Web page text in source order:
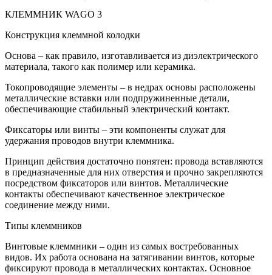
КЛЕММНИК WAGO 3
Конструкция клеммной колодки
Основа – как правило, изготавливается из диэлектрического
материала, такого как полимер или керамика.
Токопроводящие элементы – в недрах основы расположены
металлические вставки или подпружиненные детали,
обеспечивающие стабильный электрический контакт.
Фиксаторы или винты – эти компоненты служат для
удержания проводов внутри клеммника.
Принцип действия достаточно понятен: провода вставляются
в предназначенные для них отверстия и прочно закрепляются
посредством фиксаторов или винтов. Металлические
контакты обеспечивают качественное электрическое
соединение между ними.
Типы клеммников
Винтовые клеммники – один из самых востребованных
видов. Их работа основана на затягивании винтов, которые
фиксируют провода в металлических контактах. Основное